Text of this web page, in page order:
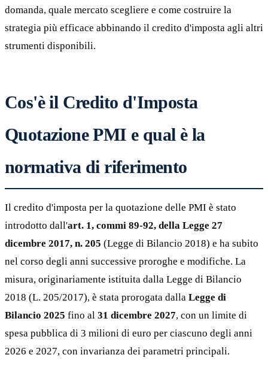
domanda, quale mercato scegliere e come costruire la
strategia più efficace abbinando il credito d'imposta agli altri
strumenti disponibili.
Cos'è il Credito d'Imposta
Quotazione PMI e qual è la
normativa di riferimento
Il credito d'imposta per la quotazione delle PMI è stato
introdotto dall'art. 1, commi 89-92, della Legge 27
dicembre 2017, n. 205 (Legge di Bilancio 2018) e ha subito
nel corso degli anni successive proroghe e modifiche. La
misura, originariamente istituita dalla Legge di Bilancio
2018 (L. 205/2017), è stata prorogata dalla Legge di
Bilancio 2025 fino al 31 dicembre 2027, con un limite di
spesa pubblica di 3 milioni di euro per ciascuno degli anni
2026 e 2027, con invarianza dei parametri principali.